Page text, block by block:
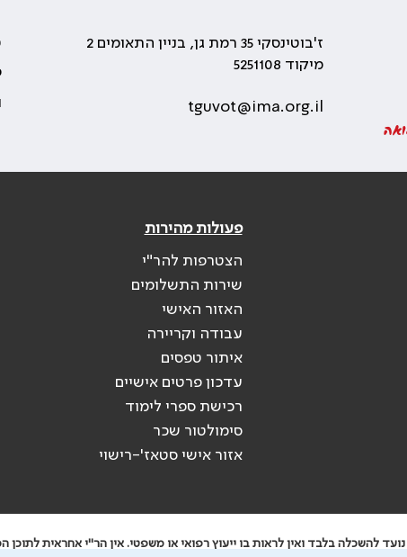
ז'בוטינסקי 35 רמת גן, בניין התאומים 2
מיקוד 5251108
tguvot@ima.org.il
פעולות מהירות
הצטרפות להר"י
שירות התשלומים
האזור האישי
עבודה וקריירה
איתור טפסים
עדכון פרטים אישיים
רכישת ספרי לימוד
סימולטור שכר
אזור אישי סטאז'-רישוי
להשכלה בלבד ואין לראות בו ייעוץ רפואי או משפטי. אין הר"י אחראית